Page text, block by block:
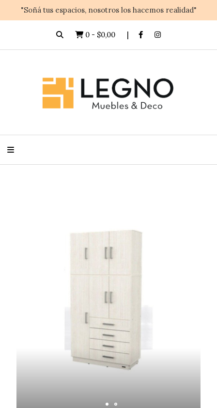
"Soñá tus espacios, nosotros los hacemos realidad"
0 - $0,00